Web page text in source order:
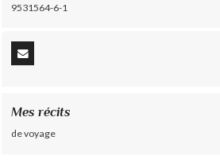
9531564-6-1
Mes récits
de voyage